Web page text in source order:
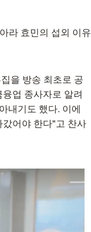
라 효민의 섭외 이유
을 방송 최초로 공
업 종사자로 알려
내기도 했다. 이에
어야 한다"고 찬사